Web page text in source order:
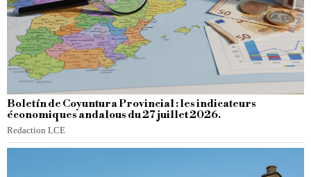
Boletín de Coyuntura Provincial : les indicateurs
économiques andalous du 27 juillet 2026.
Redaction LCE